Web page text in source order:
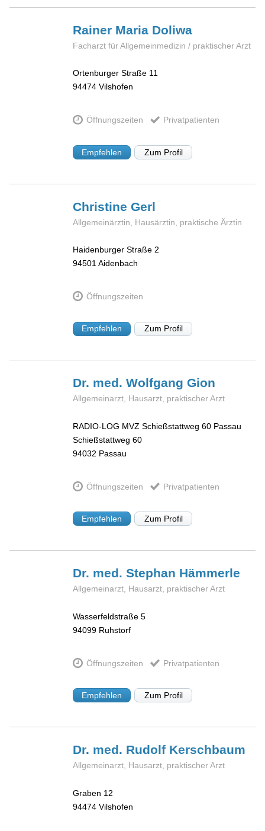
Rainer Maria Doliwa
Facharzt für Allgemeinmedizin / praktischer Arzt
Ortenburger Straße 11
94474 Vilshofen
Öffnungszeiten Privatpatienten
Empfehlen Zum Profil
ChristineGerl
Allgemeinärztin, Hausärztin, praktische Ärztin
Haidenburger Straße 2
94501 Aidenbach
Öffnungszeiten
Empfehlen Zum Profil
Dr. med. WolfgangGion
Allgemeinarzt, Hausarzt, praktischer Arzt
RADIO-LOG MVZ Schießstattweg 60 Passau
Schießstattweg 60
94032 Passau
Öffnungszeiten Privatpatienten
Empfehlen Zum Profil
Dr. med. Stephan Hämmerle
Allgemeinarzt, Hausarzt, praktischer Arzt
Wasserfeldstraße 5
94099 Ruhstorf
Öffnungszeiten Privatpatienten
Empfehlen Zum Profil
Dr. med. Rudolf Kerschbaum
Allgemeinarzt, Hausarzt, praktischer Arzt
Graben 12
94474 Vilshofen